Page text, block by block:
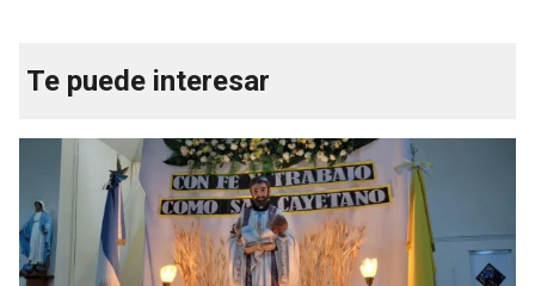
Te puede interesar